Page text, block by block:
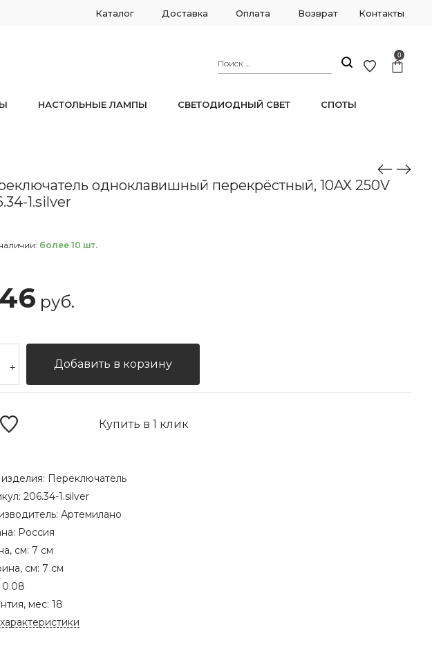
Каталог Доставка Оплата Возврат Контакты
0
НАСТОЛЬНЫЕ ЛАМПЫ СВЕТОДИОДНЫЙ СВЕТ СПОТЫ
одноклавишный перекрёстный, 10AX 250V
1.silver
более 10 шт.
руб.
+ Добавить в корзину
Купить в 1 клик
Переключатель
206.34-1.silver
Артемилано
Россия
см: 7 см
см: 7 см
0.08
мес: 18